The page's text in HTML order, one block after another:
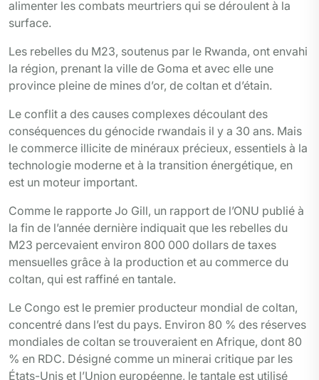
alimenter les combats meurtriers qui se déroulent à la
surface.
Les rebelles du M23, soutenus par le Rwanda, ont envahi
la région, prenant la ville de Goma et avec elle une
province pleine de mines d’or, de coltan et d’étain.
Le conflit a des causes complexes découlant des
conséquences du génocide rwandais il y a 30 ans. Mais
le commerce illicite de minéraux précieux, essentiels à la
technologie moderne et à la transition énergétique, en
est un moteur important.
Comme le rapporte Jo Gill, un rapport de l’ONU publié à
la fin de l’année dernière indiquait que les rebelles du
M23 percevaient environ 800 000 dollars de taxes
mensuelles grâce à la production et au commerce du
coltan, qui est raffiné en tantale.
Le Congo est le premier producteur mondial de coltan,
concentré dans l’est du pays. Environ 80 % des réserves
mondiales de coltan se trouveraient en Afrique, dont 80
% en RDC. Désigné comme un minerai critique par les
États-Unis et l’Union européenne, le tantale est utilisé